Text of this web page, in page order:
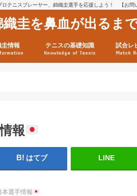
ロテニスプレーヤー、錦織圭選手を応援しよう！ 【お
織圭を鼻血が出るま
圭情報 テニスの基礎知識
Knowledge of Tennis
試合レ
Match
報
はてブ LINE
本選手情報